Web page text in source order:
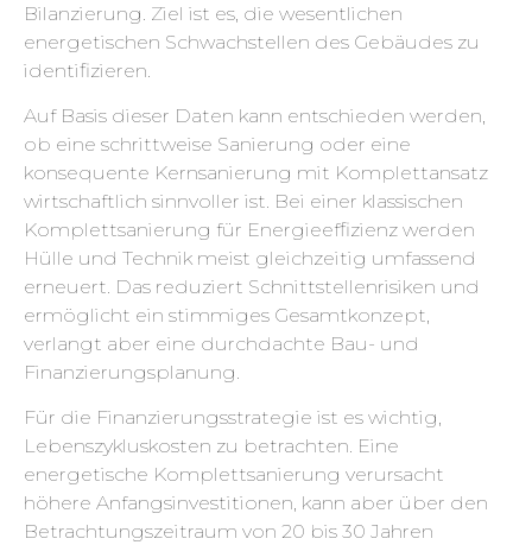
Bilanzierung. Ziel ist es, die wesentlichen
energetischen Schwachstellen des Gebäudes zu
identifizieren.
Auf Basis dieser Daten kann entschieden werden,
ob eine schrittweise Sanierung oder eine
konsequente Kernsanierung mit Komplettansatz
wirtschaftlich sinnvoller ist. Bei einer klassischen
Komplettsanierung für Energieeffizienz werden
Hülle und Technik meist gleichzeitig umfassend
erneuert. Das reduziert Schnittstellenrisiken und
ermöglicht ein stimmiges Gesamtkonzept,
verlangt aber eine durchdachte Bau- und
Finanzierungsplanung.
Für die Finanzierungsstrategie ist es wichtig,
Lebenszykluskosten zu betrachten. Eine
energetische Komplettsanierung verursacht
höhere Anfangsinvestitionen, kann aber über den
Betrachtungszeitraum von 20 bis 30 Jahren